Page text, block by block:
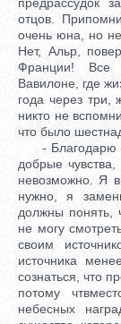
отцов.
очень юна, но
Нет, Альр,
Франции! Все
Вавилоне, где
года через три,
никто не
что было
- Благодарю
добрые
невозможно. Я
нужно, я
должны понять,
не могу
своим
источника
сознаться, что
потому
небесных